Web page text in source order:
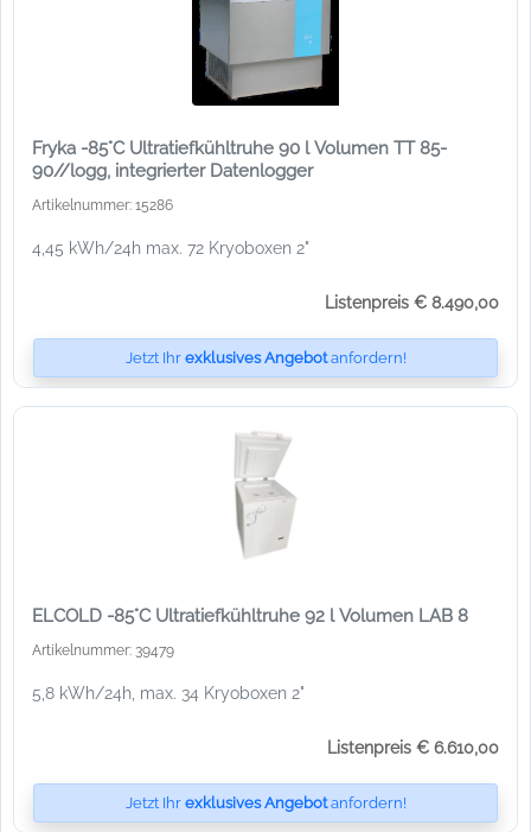
Fryka -85°C Ultratiefkühltruhe 90 l Volumen TT 85-
90//logg, integrierter Datenlogger
Artikelnummer: 15286
4,45 kWh/24h max. 72 Kryoboxen 2"
Listenpreis € 8.490,00
Jetzt Ihr exklusives Angebotanfordern!
ELCOLD -85°C Ultratiefkühltruhe 92 l Volumen LAB 8
Artikelnummer: 39479
5,8 kWh/24h, max. 34 Kryoboxen 2"
Listenpreis € 6.610,00
Jetzt Ihr exklusives Angebotanfordern!